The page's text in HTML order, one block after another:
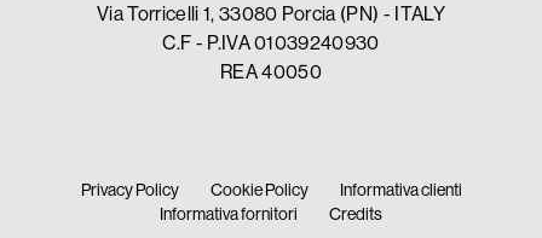
Via Torricelli 1, 33080 Porcia (PN) - ITALY
C.F - P.IVA 01039240930
REA 40050
Privacy Policy Cookie Policy
Informativa clienti
Informativa fornitori
Credits